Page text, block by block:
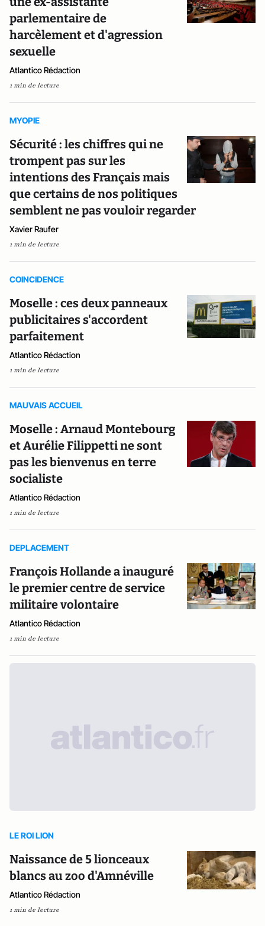
parlementaire de
harcèlement et d'agression
sexuelle
Atlantico Rédaction
1 min de lecture
MYOPIE
Sécurité : les chiffres qui ne
trompent pas sur les
intentions des Français mais
que certains de nos politiques
semblent ne pas vouloir regarder
Xavier Raufer
1 min de lecture
COINCIDENCE
Moselle : ces deux panneaux
publicitaires s'accordent
parfaitement
Atlantico Rédaction
1 min de lecture
MAUVAIS ACCUEIL
Moselle : Arnaud Montebourg
et Aurélie Filippetti ne sont
pas les bienvenus en terre
socialiste
Atlantico Rédaction
1 min de lecture
DEPLACEMENT
François Hollande a inauguré
le premier centre de service
militaire volontaire
Atlantico Rédaction
1 min de lecture
LE ROI LION
Naissance de 5 lionceaux
blancs au zoo d'Amnéville
Atlantico Rédaction
1 min de lecture